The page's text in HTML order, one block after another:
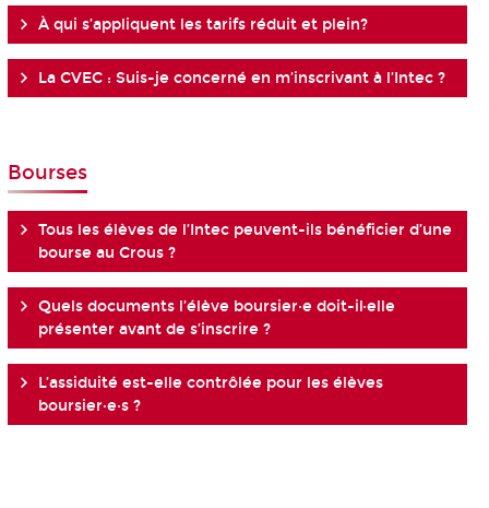
À qui s’appliquent les tarifs réduit et plein?
La CVEC : Suis-je concerné en m’inscrivant à l’Intec ?
Bourses
Tous les élèves de l’Intec peuvent-ils bénéficier d’une
bourse au Crous ?
Quels documents l’élève boursier·e doit-il·elle
présenter avant de s’inscrire ?
L’assiduité est-elle contrôlée pour les élèves
boursier·e·s ?